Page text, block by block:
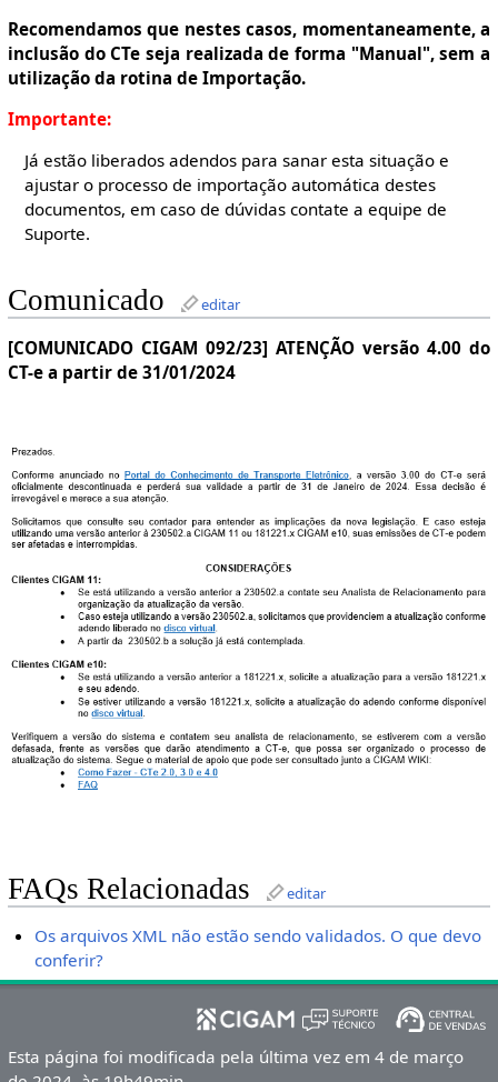
Recomendamos que nestes casos, momentaneamente, a
inclusão do CTe seja realizada de forma "Manual", sem a
utilização da rotina de Importação.
Importante:
Já estão liberados adendos para sanar esta situação e
ajustar o processo de importação automática destes
documentos, em caso de dúvidas contate a equipe de
Suporte.
Comunicado editar
[COMUNICADO CIGAM 092/23] ATENÇÃO versão 4.00 do
CT-e a partir de 31/01/2024
FAQs Relacionadas editar
Os arquivos XML não estão sendo validados. O que devo
conferir?
Esta página foi modificada pela última vez em 4 de março